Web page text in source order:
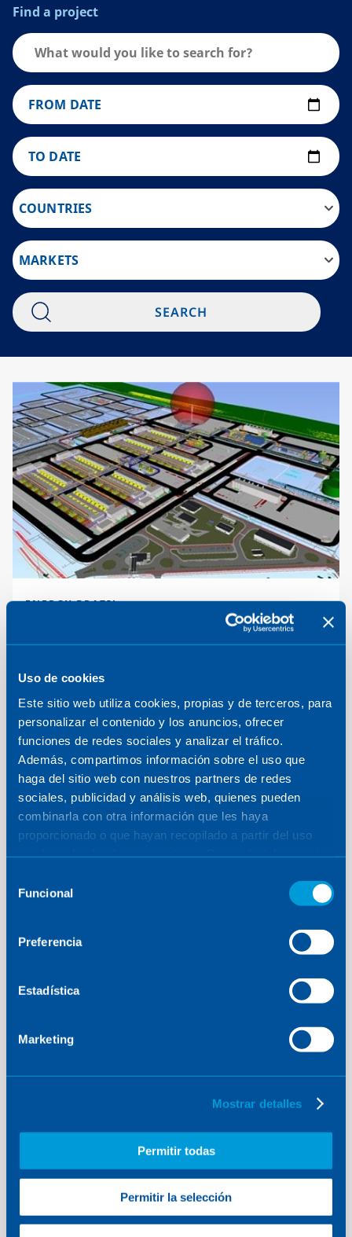
Uso de cookies
Este sitio web utiliza cookies, propias y de terceros, para
personalizar el contenido y los anuncios, ofrecer
funciones de redes sociales y analizar el tráfico.
Además, compartimos información sobre el uso que
haga del sitio web con nuestros partners de redes
sociales, publicidad y análisis web, quienes pueden
combinarla con otra información que les haya
proporcionado o que hayan recopilado a partir del uso
Funcional
Preferencia
Estadística
Marketing
Mostrar detalles
Permitir todas
Permitir la selección
Find a project
FROM DATE
TO DATE
COUNTRIES
MARKETS
ENERGY·BRAZIL
Green ammonia plant for
Fortescue in Brazil
German LNG, the first onshore
regasification terminal to be built
in Germany